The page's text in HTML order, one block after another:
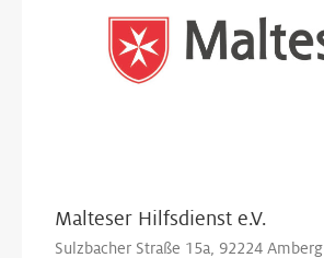
Malteser Hilfsdienst e.V.
Sulzbacher Straße 15a, 92224 Amberg